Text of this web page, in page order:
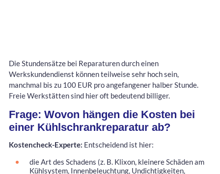
Die Stundensätze bei Reparaturen durch einen
Werkskundendienst können teilweise sehr hoch sein,
manchmal bis zu 100 EUR pro angefangener halber Stunde.
Freie Werkstätten sind hier oft bedeutend billiger.
Frage: Wovon hängen die Kosten bei
einer Kühlschrankreparatur ab?
Kostencheck-Experte: Entscheidend ist hier:
die Art des Schadens (z. B. Klixon, kleinere Schäden am
Kühlsystem, Innenbeleuchtung, Undichtigkeiten,